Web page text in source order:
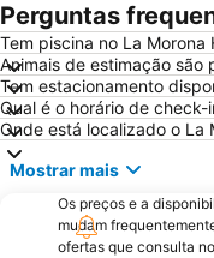
Perguntas
Tem piscina no La Morona
Animais de estimação são
Tem estacionamento
Qual é o horário de
Onde está localizado o La
Mostrar mais
Os preços e a
mudam
ofertas que consulta